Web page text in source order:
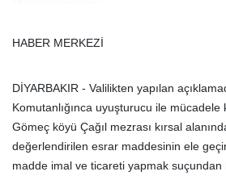
HABER MERKEZİ
DİYARBAKIR - Valilikten yapılan
Komutanlığınca uyuşturucu ile mücadele
Gömeç köyü Çağıl mezrası kırsal
değerlendirilen esrar maddesinin ele
madde imal ve ticareti yapmak suçundan